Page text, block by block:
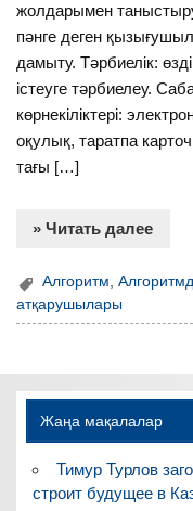
жолдарымен
пәнге деген
дамыту. Тәрбиелік:
істеуге тәрбиелеу.
көрнекіліктері:
оқулық, таратпа
тағы […]
» Читать далее
Алгоритм,
атқарушылары
Жаңа мақалалар
Тимур Турлов
строит будущее в